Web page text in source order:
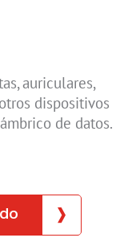
auriculares,
dispositivos
de datos.